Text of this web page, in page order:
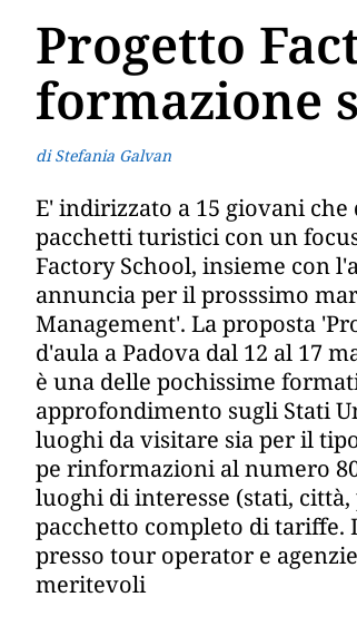
Progetto
formazione
di Stefania Galvan
E' indirizzato a 15 giovani
pacchetti turistici con un
Factory School, insieme con
annuncia per il prosssimo
Management'. La proposta
d'aula a Padova dal 12 al 17
è una delle pochissime
approfondimento sugli Stati
luoghi da visitare sia per il
pe rinformazioni al numero
luoghi di interesse (stati,
pacchetto completo di tariffe.
presso tour operator e
meritevoli